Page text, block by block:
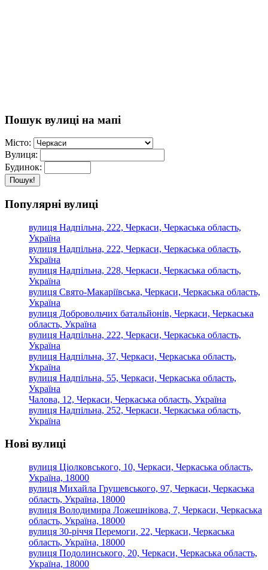
Пошук вулиці на мапі
Місто:
Вулиця:
Будинок:
Пошук!
Популярні вулиці
вулиця Надпільна, 222, Черкаси, Черкаська область,
Україна
вулиця Надпільна, 222, Черкаси, Черкаська область,
Україна
вулиця Надпільна, 228, Черкаси, Черкаська область,
Україна
вулиця Свято-Макаріївська, Черкаси, Черкаська область,
Україна
вулиця Добровольчих батальйонів, Черкаси, Черкаська
область, Україна
вулиця Надпільна, 222, Черкаси, Черкаська область,
Україна
вулиця Надпільна, 37, Черкаси, Черкаська область,
Україна
вулиця Надпільна, 55, Черкаси, Черкаська область,
Україна
Чалова, 12, Черкаси, Черкаська область, Україна
вулиця Надпільна, 252, Черкаси, Черкаська область,
Україна
Нові вулиці
вулиця Ціолковського, 10, Черкаси, Черкаська область,
Україна, 18000
вулиця Михайла Грушевського, 97, Черкаси, Черкаська
область, Україна, 18000
вулиця Володимира Ложешнікова, 7, Черкаси, Черкаська
область, Україна, 18000
вулиця 30-річчя Перемоги, 22, Черкаси, Черкаська
область, Україна, 18000
вулиця Подолинського, 20, Черкаси, Черкаська область,
Україна, 18000